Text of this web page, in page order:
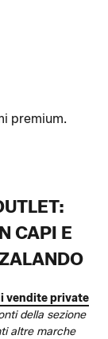
premium.
CAPI E
vendite private
della sezione
altre marche